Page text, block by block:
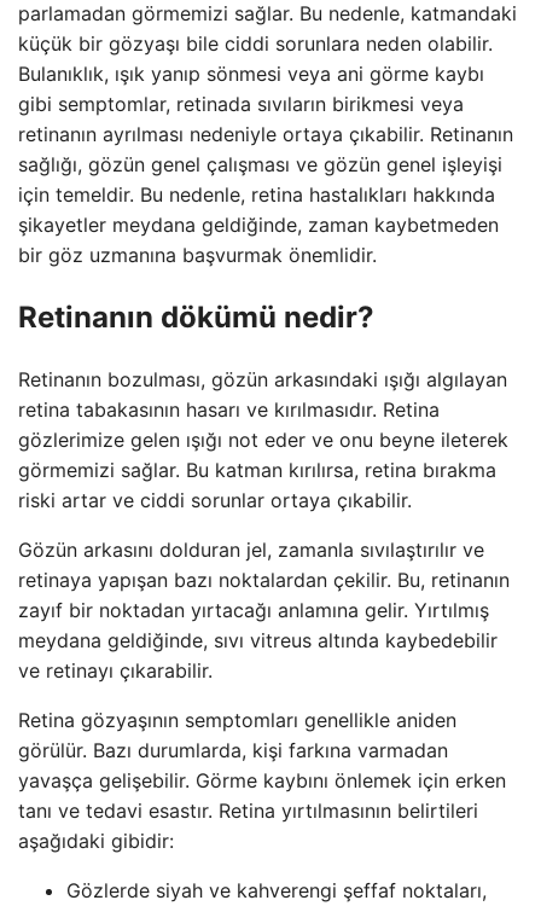
parlamadan görmemizi sağlar. Bu nedenle, katmandaki
küçük bir gözyaşı bile ciddi sorunlara neden olabilir.
Bulanıklık, ışık yanıp sönmesi veya ani görme kaybı
gibi semptomlar, retinada sıvıların birikmesi veya
retinanın ayrılması nedeniyle ortaya çıkabilir. Retinanın
sağlığı, gözün genel çalışması ve gözün genel işleyişi
için temeldir. Bu nedenle, retina hastalıkları hakkında
şikayetler meydana geldiğinde, zaman kaybetmeden
bir göz uzmanına başvurmak önemlidir.
Retinanın dökümü nedir?
Retinanın bozulması, gözün arkasındaki ışığı algılayan
retina tabakasının hasarı ve kırılmasıdır. Retina
gözlerimize gelen ışığı not eder ve onu beyne ileterek
görmemizi sağlar. Bu katman kırılırsa, retina bırakma
riski artar ve ciddi sorunlar ortaya çıkabilir.
Gözün arkasını dolduran jel, zamanla sıvılaştırılır ve
retinaya yapışan bazı noktalardan çekilir. Bu, retinanın
zayıf bir noktadan yırtacağı anlamına gelir. Yırtılmış
meydana geldiğinde, sıvı vitreus altında kaybedebilir
ve retinayı çıkarabilir.
Retina gözyaşının semptomları genellikle aniden
görülür. Bazı durumlarda, kişi farkına varmadan
yavaşça gelişebilir. Görme kaybını önlemek için erken
tanı ve tedavi esastır. Retina yırtılmasının belirtileri
aşağıdaki gibidir:
Gözlerde siyah ve kahverengi şeffaf noktaları,